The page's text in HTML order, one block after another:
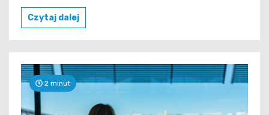
Czytaj dalej
2 minut